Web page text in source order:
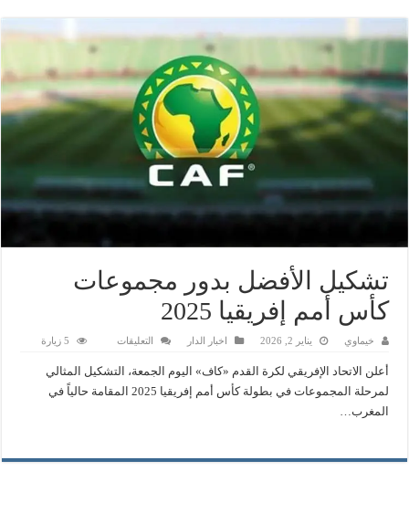
تشكيل الأفضل بدور مجموعات
كأس أمم إفريقيا 2025
خيماوي يناير 2, 2026 اخبار الدار التعليقاتعلى
بدور
مجموعات
كأس
5 زيارة
أعلن الاتحاد الإفريقي لكرة القدم «كاف» اليوم الجمعة، التشكيل المثالي
لمرحلة المجموعات في بطولة كأس أمم إفريقيا 2025 المقامة حالياً في
المغرب…